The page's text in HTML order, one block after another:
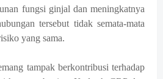
fungsi ginjal dan meningkatnya
tersebut tidak semata-mata
yang sama.
tampak berkontribusi terhadap